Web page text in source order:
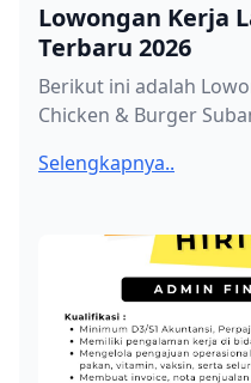
Lowongan Kerja
Terbaru 2026
Berikut ini adalah
Chicken & Burger
Selengkapnya..